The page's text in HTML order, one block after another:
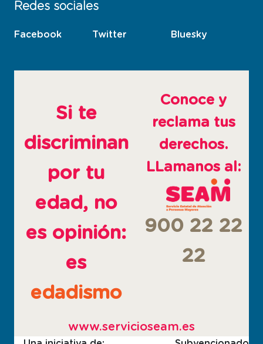
Redes sociales
Facebook
esta
nueva
Twitter
esta
Bluesky
esta
Si te
discriminan
por tu
edad, no
es opinión:
es
edadismo
Conoce y
reclama tus
derechos.
LLamanos al:
900 22 22
22
www.servicioseam.es